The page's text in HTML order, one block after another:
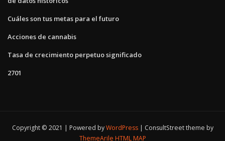
Cuáles son tus metas para el futuro
Acciones de cannabis
Tasa de crecimiento perpetuo significado
2701
Copyright © 2021 | Powered byWordPress
ConsultStreet theme by
ThemeArile HTML MAP